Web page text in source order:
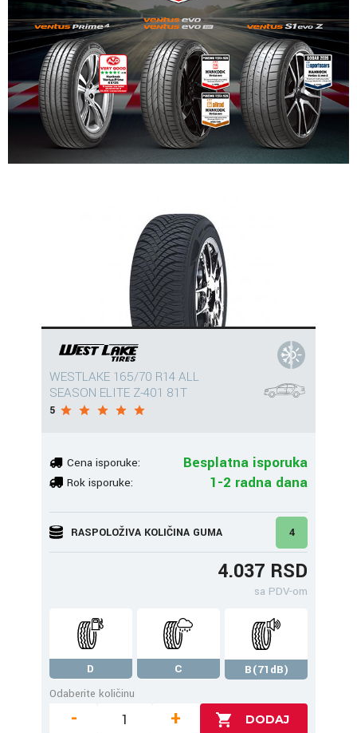
WESTLAKE 165/70 R14 ALL
SEASON ELITE Z-401 81T
5
Cena isporuke: Besplatna isporuka
Rok isporuke: 1-2 radna dana
RASPOLOŽIVA KOLIČINA GUMA 4
4.037 RSD
sa PDV-om
D C
B(71dB)
Odaberite količinu
- +